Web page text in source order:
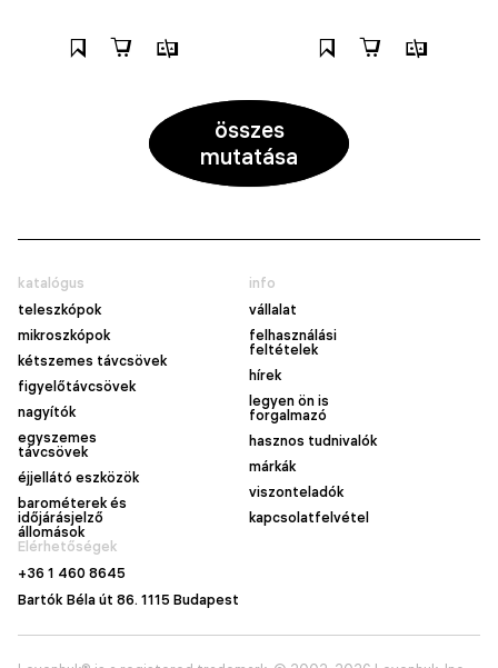
összes
mutatása
katalógus
teleszkópok
mikroszkópok
kétszemes távcsövek
figyelőtávcsövek
nagyítók
egyszemes
távcsövek
éjjellátó eszközök
barométerek és
időjárásjelző
állomások
info
vállalat
felhasználási
feltételek
hírek
legyen ön is
forgalmazó
hasznos tudnivalók
márkák
viszonteladók
kapcsolatfelvétel
Elérhetőségek
+36 1 460 8645
Bartók Béla út 86. 1115 Budapest